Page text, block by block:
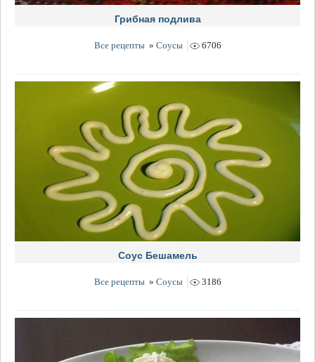
Грибная подлива
Все рецепты » Соусы 6706
Соус Бешамель
Все рецепты » Соусы 3186